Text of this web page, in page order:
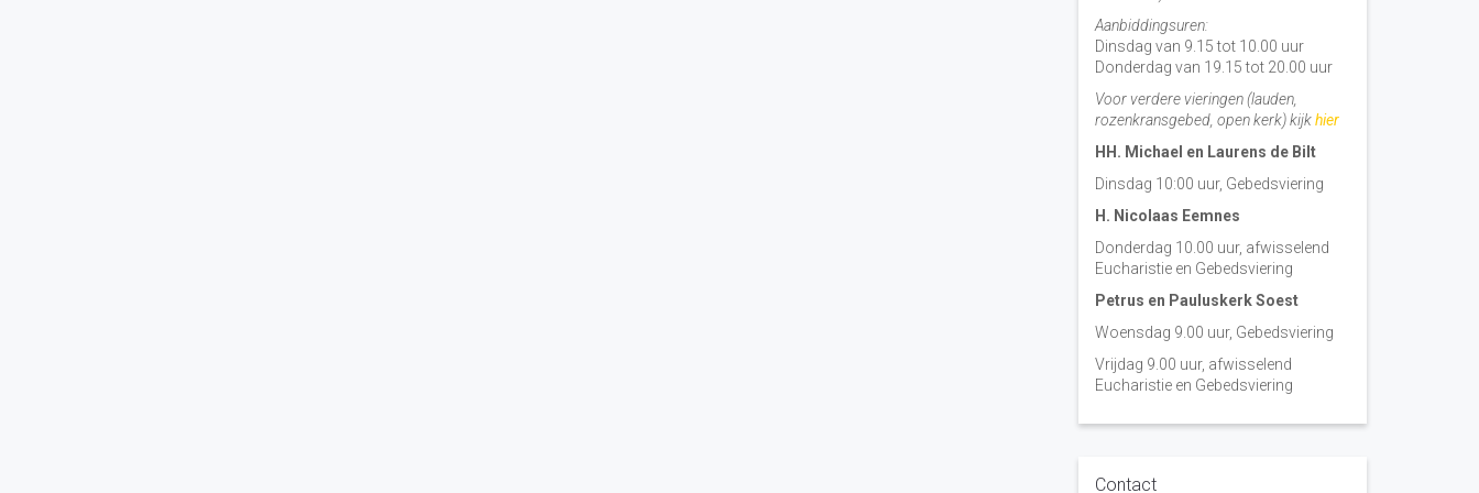
Aanbiddingsuren:
Dinsdag van 9.15 tot 10.00 uur
Donderdag van 19.15 tot 20.00 uur
Voor verdere vieringen (lauden,
rozenkransgebed, open kerk) kijkhier
HH. Michael en Laurens de Bilt
Dinsdag 10:00 uur, Gebedsviering
H. Nicolaas Eemnes
Donderdag 10.00 uur, afwisselend
Eucharistie en Gebedsviering
Petrus en Pauluskerk Soest
Woensdag 9.00 uur, Gebedsviering
Vrijdag 9.00 uur, afwisselend
Eucharistie en Gebedsviering
Contact